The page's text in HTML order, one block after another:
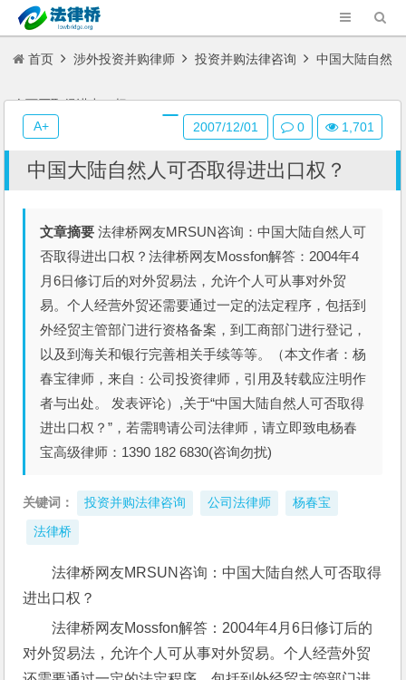
首页 涉外投资并购律师 投资并购法律咨询 中国大陆自然
人可否取得进出口权？
中国大陆自然人可否取得进出口权？
文章摘要 法律桥网友MRSUN咨询：中国大陆自然人可
否取得进出口权？法律桥网友Mossfon解答：2004年4
月6日修订后的对外贸易法，允许个人可从事对外贸
易。个人经营外贸还需要通过一定的法定程序，包括到
外经贸主管部门进行资格备案，到工商部门进行登记，
以及到海关和银行完善相关手续等等。（本文作者：杨
春宝律师，来自：公司投资律师，引用及转载应注明作
者与出处。 发表评论）,关于“中国大陆自然人可否取得
进出口权？”，若需聘请公司法律师，请立即致电杨春
宝高级律师：1390 182 6830(咨询勿扰)
关键词： 投资并购法律咨询 公司法律师 杨春宝
法律桥
法律桥网友MRSUN咨询：中国大陆自然人可否取得
进出口权？
法律桥网友Mossfon解答：2004年4月6日修订后的
对外贸易法，允许个人可从事对外贸易。个人经营外贸
2007/12/01 0 1,701
A+